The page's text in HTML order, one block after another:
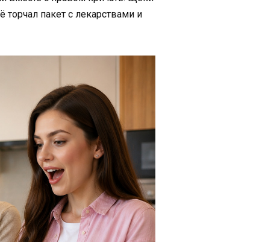
торчал пакет с лекарствами и